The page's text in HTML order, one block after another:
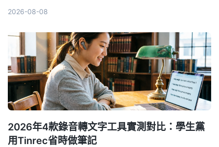
2026-08-08
2026年4款錄音轉文字工具實測對比：學生黨
用Tinrec省時做筆記